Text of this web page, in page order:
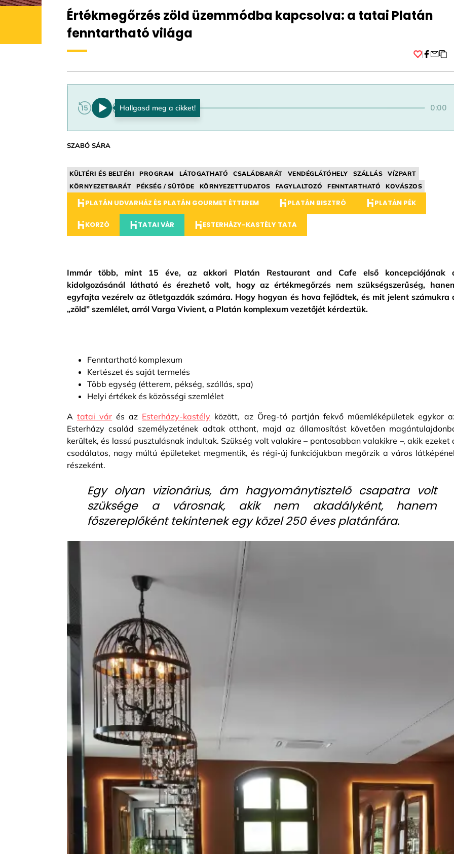
Értékmegőrzés zöld üzemmódba kapcsolva: a tatai Platán
fenntartható világa
0:00 0:00
SZABÓ SÁRA
KÜLTÉRI ÉS BELTÉRI PROGRAM LÁTOGATHATÓ CSALÁDBARÁT VENDÉGLÁTÓHELY SZÁLLÁS
VÍZPART
KÖRNYEZETBARÁT
PÉKSÉG / SÜTÖDE KÖRNYEZETTUDATOS FAGYLALTOZÓ FENNTARTHATÓ KOVÁSZOS
PLATÁN UDVARHÁZ ÉS PLATÁN GOURMET ÉTTEREM PLATÁN BISZTRÓ PLATÁN PÉK
KORZÓ TATAI VÁR ESTERHÁZY-KASTÉLY TATA
Immár több, mint 15 éve, az akkori Platán Restaurant and Cafe első koncepciójának
kidolgozásánál látható és érezhető volt, hogy az értékmegőrzés nem szükségszerűség,
egyfajta vezérelv az ötletgazdák számára. Hogy hogyan és hova fejlődtek, és mit jelent számukra
„zöld” szemlélet, arról Varga Vivient, a Platán komplexum vezetőjét kérdeztük.
Fenntartható komplexum
Kertészet és saját termelés
Több egység (étterem, pékség, szállás, spa)
Helyi értékek és közösségi szemlélet
Atatai vár és az Esterházy-kastély között, az Öreg-tó partján fekvő műemléképületek egykor
Esterházy család személyzetének adtak otthont, majd az államosítást követően
kerültek, és lassú pusztulásnak indultak. Szükség volt valakire – pontosabban valakikre –, akik ezeket
csodálatos, nagy múltú épületeket megmentik, és régi-új funkciójukban megőrzik a város
részeként.
Egy olyan vizionárius, ám hagyománytisztelő csapatra volt
szüksége a városnak, akik nem akadályként, hanem
főszereplőként tekintenek egy közel 250 éves platánfára.